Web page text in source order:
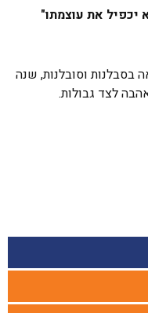
את עוצמתו"
בסבלנות וסובלנות, שנה
לצד גבולות.